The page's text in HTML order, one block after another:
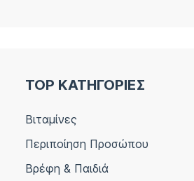
TOP ΚΑΤΗΓΟΡΙΕΣ
Βιταμίνες
Περιποίηση Προσώπου
Βρέφη & Παιδιά